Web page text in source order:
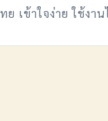
เข้าใจง่าย ใช้งาน